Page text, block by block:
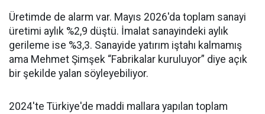
Üretimde de alarm var. Mayıs 2026'da toplam sanayi
üretimi aylık %2,9 düştü. İmalat sanayindeki aylık
gerileme ise %3,3. Sanayide yatırım iştahı kalmamış
ama Mehmet Şimşek “Fabrikalar kuruluyor” diye açık
bir şekilde yalan söyleyebiliyor.
2024'te Türkiye'de maddi mallara yapılan toplam